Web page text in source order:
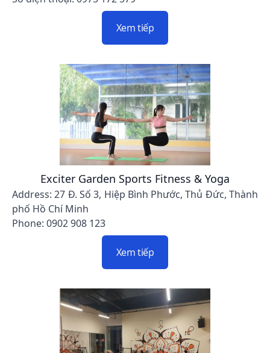
Xem tiếp
Exciter Garden Sports Fitness & Yoga
Address: 27 Đ. Số 3, Hiệp Bình Phước, Thủ Đức, Thành
phố Hồ Chí Minh
Phone: 0902 908 123
Xem tiếp